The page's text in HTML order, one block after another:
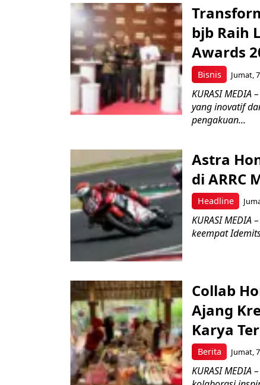
Bisnis
bjb Raih
Awards
Jumat,
KURASI
yang inovatif
pengakuan...
Headline
Astra
di ARRC
KURASI MEDIA
keempat
Berita
Collab
Ajang
Karya
Jumat,
KURASI